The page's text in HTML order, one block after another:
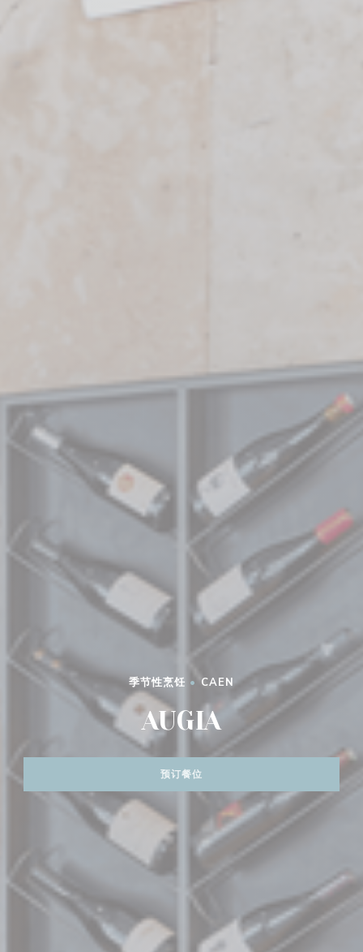
季节性烹饪 • CAEN
AUGIA
预订餐位